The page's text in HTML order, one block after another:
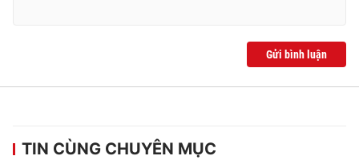
Gửi bình luận
TIN CÙNG CHUYÊN MỤC